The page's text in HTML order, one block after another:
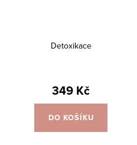
Detoxikace
349 Kč
DO KOŠÍKU